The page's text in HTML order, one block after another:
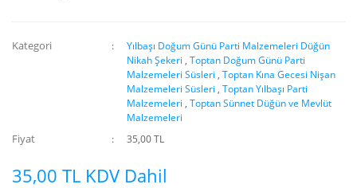
Kategori
Yılbaşı Doğum Günü Parti Malzemeleri Düğün
Nikah Şekeri ,Toptan Doğum Günü Parti
Malzemeleri Süsleri ,Toptan Kına Gecesi Nişan
Malzemeleri Süsleri ,Toptan Yılbaşı Parti
Malzemeleri ,Toptan Sünnet Düğün ve Mevlüt
Malzemeleri
Fiyat 35,00 TL
35,00 TL KDV Dahil